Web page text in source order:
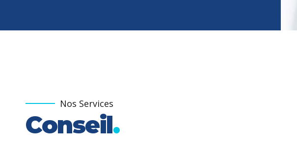
Nos Services
Conseil.